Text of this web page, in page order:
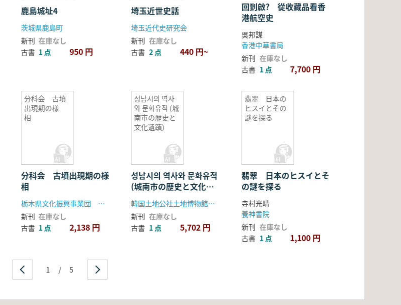
鹿島城址4
茨城県鹿島町
新刊 在庫なし
古書 1 点 950 円
埼玉近世史話
埼玉近代史研究会
新刊 在庫なし
古書 2 点 440 円~
回到啟? 從收藏品看香
港航空史
吳邦謀
香港中華書局
新刊 在庫なし
古書 1 点 7,700 円
分科会 古墳
出現期の様
相
分科会 古墳出現期の様
相
栃木県文化振興事業団 福島県文化センター
新刊 在庫なし
古書 1 点 2,138 円
성남시의 역사
와 문화유적 (城
南市の歴史と
文化遺蹟)
성남시의 역사와 문화유적
(城南市の歴史と文化遺
蹟)
韓国土地公社土地博物館、城南市
新刊 在庫なし
古書 1 点 5,702 円
翡翠 日本の
ヒスイとその
謎を探る
翡翠 日本のヒスイとそ
の謎を探る
寺村光晴
養神書院
新刊 在庫なし
古書 1 点 1,100 円
1 / 5